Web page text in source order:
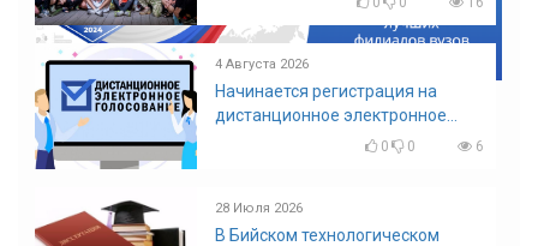
4 Августа 2026
Начинается регистрация на
дистанционное электронное
голосование на выборы!
0 0 6
28 Июля 2026
В Бийском технологическом